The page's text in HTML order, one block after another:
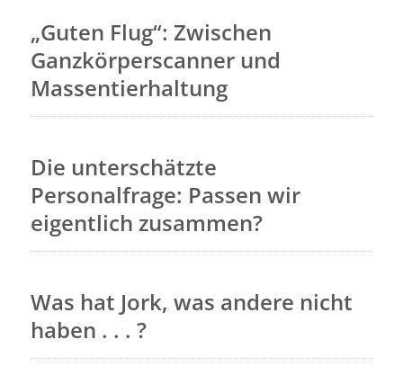
„Guten Flug“: Zwischen
Ganzkörperscanner und
Massentierhaltung
Die unterschätzte
Personalfrage: Passen wir
eigentlich zusammen?
Was hat Jork, was andere nicht
haben . . . ?